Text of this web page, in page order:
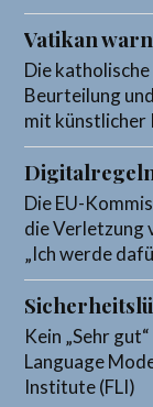
Vatikan
Die
Beurteilung
mit künstlicher
Die EU-
die Verletzung
„Ich werde
Kein „Sehr
Language
Institute (FLI)